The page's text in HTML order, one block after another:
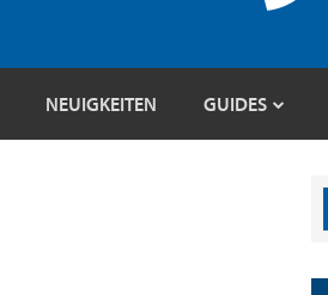
NEUIGKEITEN GUIDES